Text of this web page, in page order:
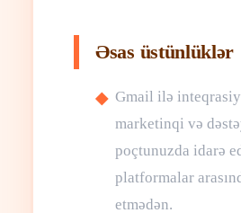
Əsas üstünlüklər
Gmail ilə
marketinqi və
poçtunuzda idarə
platformalar
etmədən.